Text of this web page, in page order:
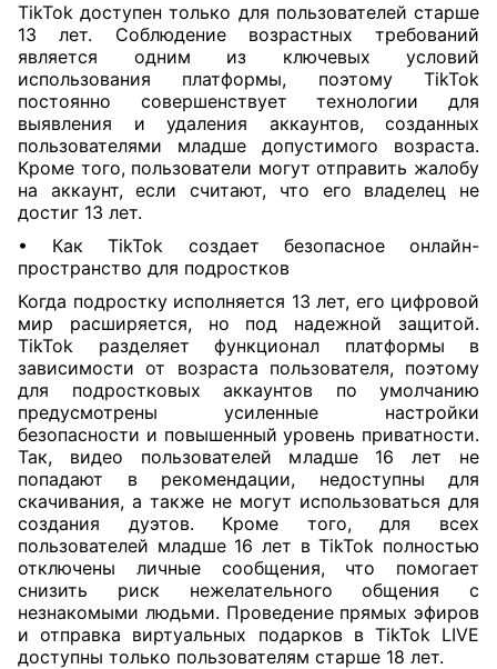
TikTok доступен только для пользователей старше
13 лет. Соблюдение возрастных требований
является одним из ключевых условий
использования платформы, поэтому TikTok
постоянно совершенствует технологии для
выявления и удаления аккаунтов, созданных
пользователями младше допустимого возраста.
Кроме того, пользователи могут отправить жалобу
на аккаунт, если считают, что его владелец не
достиг 13 лет.
• Как TikTok создает безопасное онлайн-
пространство для подростков
Когда подростку исполняется 13 лет, его цифровой
мир расширяется, но под надежной защитой.
TikTok разделяет функционал платформы в
зависимости от возраста пользователя, поэтому
для подростковых аккаунтов по умолчанию
предусмотрены усиленные настройки
безопасности и повышенный уровень приватности.
Так, видео пользователей младше 16 лет не
попадают в рекомендации, недоступны для
скачивания, а также не могут использоваться для
создания дуэтов. Кроме того, для всех
пользователей младше 16 лет в TikTok полностью
отключены личные сообщения, что помогает
снизить риск нежелательного общения с
незнакомыми людьми. Проведение прямых эфиров
и отправка виртуальных подарков в TikTok LIVE
доступны только пользователям старше 18 лет.